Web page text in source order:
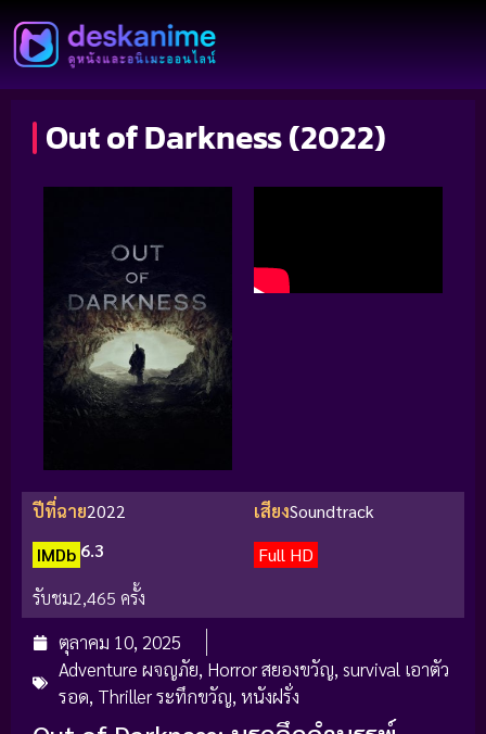
Out of Darkness (2022)
ปีที่ฉาย2022 เสียงSoundtrack
IMDb 6.3
Full HD
รับชม2,465 ครั้ง
ตุลาคม 10, 2025
Adventure ผจญภัย, Horror สยองขวัญ, survival เอาตัว
รอด, Thriller ระทึกขวัญ, หนังฝรั่ง